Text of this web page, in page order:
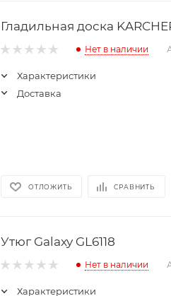
Гладильная доска
Нет в наличии
Характеристики
Доставка
ОТЛОЖИТЬ СРАВНИТЬ
Утюг Galaxy GL6118
Нет в наличии
Характеристики